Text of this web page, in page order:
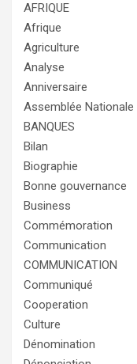
AFRIQUE
Afrique
Agriculture
Analyse
Anniversaire
Assemblée Nationale
BANQUES
Bilan
Biographie
Bonne gouvernance
Business
Commémoration
Communication
COMMUNICATION
Communiqué
Cooperation
Culture
Dénomination